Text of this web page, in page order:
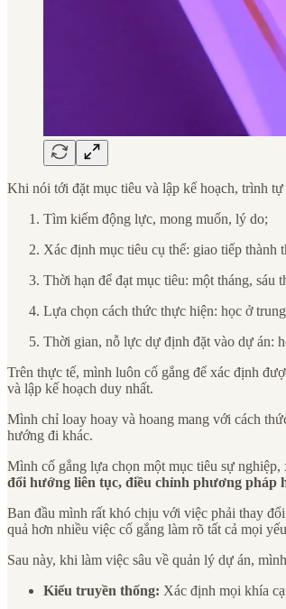
Khi nói tới đặt mục tiêu và lập kế hoạch, trình
Tìm kiếm động lực, mong muốn, lý do;
Xác định mục tiêu cụ thể: giao tiếp thành
Thời hạn để đạt mục tiêu: một tháng, sáu
Lựa chọn cách thức thực hiện: học ở
Thời gian, nỗ lực dự định đặt vào dự án:
Trên thực tế, mình luôn cố gắng để xác định
và lập kế hoạch duy nhất.
Mình chỉ loay hoay và hoang mang với cách
hướng đi khác.
Mình cố gắng lựa chọn một mục tiêu sự
đổi hướng liên tục, điều chỉnh phương pháp
Ban đầu mình rất khó chịu với việc phải thay
quả hơn nhiều việc cố gắng làm rõ tất cả mọi
Sau này, khi làm việc sâu về quản lý dự án,
Kiểu truyền thống: Xác định mọi khía